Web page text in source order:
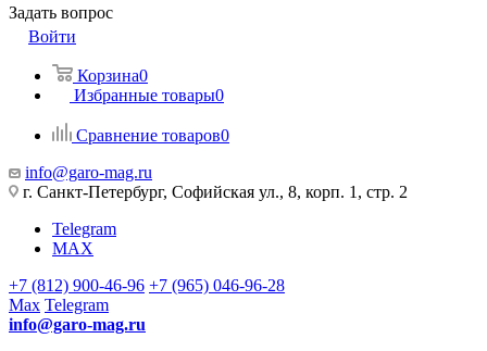
Задать вопрос
Войти
Корзина0
Избранные товары0
Сравнение товаров0
info@garo-mag.ru
г. Санкт-Петербург, Софийская ул., 8, корп. 1, стр. 2
Telegram
MAX
+7 (812) 900-46-96 +7 (965) 046-96-28
Max Telegram
info@garo-mag.ru